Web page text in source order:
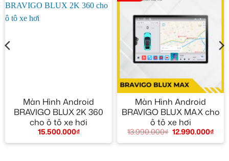
Màn Hình Android
BRAVIGO BLUX 2K 360
cho ô tô xe hơi
15.500.000₫
Màn Hình Android
BRAVIGO BLUX MAX cho
ô tô xe hơi
13.990.000₫ 12.990.000₫